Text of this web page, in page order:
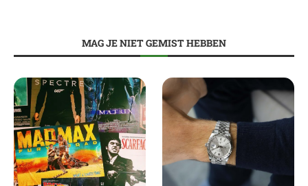
MAG JE NIET GEMIST HEBBEN